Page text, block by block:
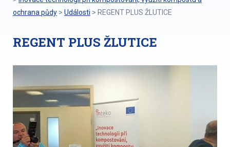
ochrana půdy > Události > REGENT PLUS ŽLUTICE
REGENT PLUS ŽLUTICE